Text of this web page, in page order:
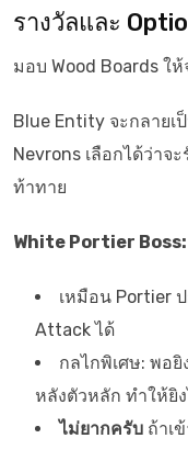
รางวัลและ
มอบ Wood Boards ให้
Blue Entity จะกลายเ
Nevrons เลือกได้ว่าจะ
ท้าทาย
White Portier Boss:
เหมือน Portier
Attack ได้
กลไกพิเศษ: พอ
หลังตัวหลัก ทำให้ยิ
ไม่ยากครับ ถ้าเ